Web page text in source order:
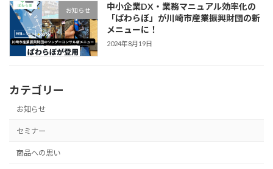
お知らせ
中小企業DX・業務マニュアル効率化の
「ぱわらぼ」が川崎市産業振興財団の新
メニューに！
2024年8月19日
カテゴリー
お知らせ
セミナー
商品への思い